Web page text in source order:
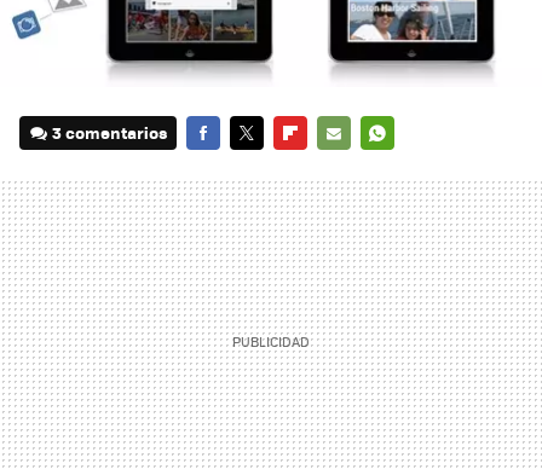
3 comentarios
MAIL